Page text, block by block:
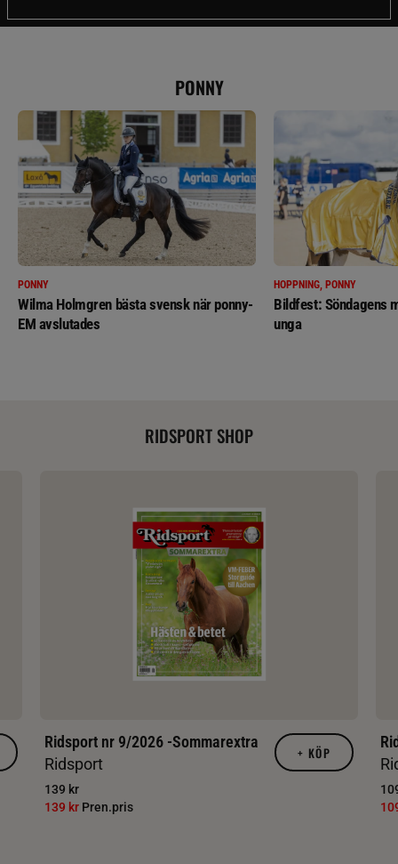
PONNY
PONNY
Wilma Holmgren bästa svensk när ponny-
EM avslutades
HOPPNING, PONNY
Bildfest: Söndagens
unga
RIDSPORT SHOP
Ridsport nr 9/2026 -Sommarextra
Ridsport
139 kr
139 kr Pren.pris
+ KÖP